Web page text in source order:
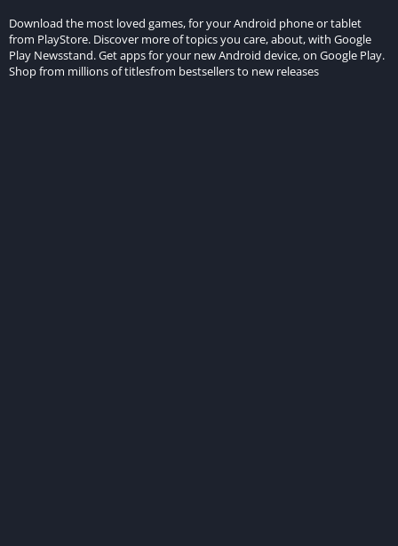
Download the most loved games, for your Android phone or tablet
from PlayStore. Discover more of topics you care, about, with Google
Play Newsstand. Get apps for your new Android device, on Google Play.
Shop from millions of titlesfrom bestsellers to new releases